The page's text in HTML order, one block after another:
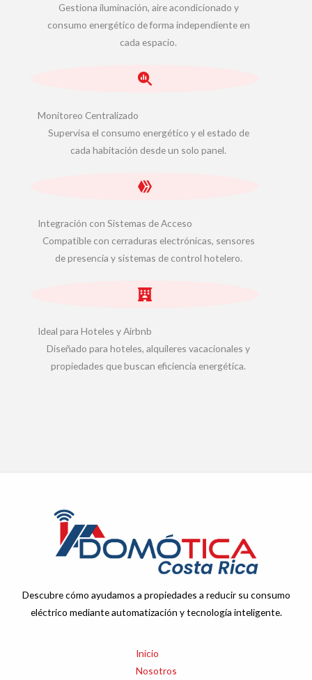
Gestiona iluminación, aire acondicionado y
consumo energético de forma independiente en
cada espacio.
Monitoreo Centralizado
Supervisa el consumo energético y el estado de
cada habitación desde un solo panel.
Integración con Sistemas de Acceso
Compatible con cerraduras electrónicas, sensores
de presencia y sistemas de control hotelero.
Ideal para Hoteles y Airbnb
Diseñado para hoteles, alquileres vacacionales y
propiedades que buscan eficiencia energética.
Descubre cómo ayudamos a propiedades a reducir su consumo
eléctrico mediante automatización y tecnología inteligente.
Inicio
Nosotros